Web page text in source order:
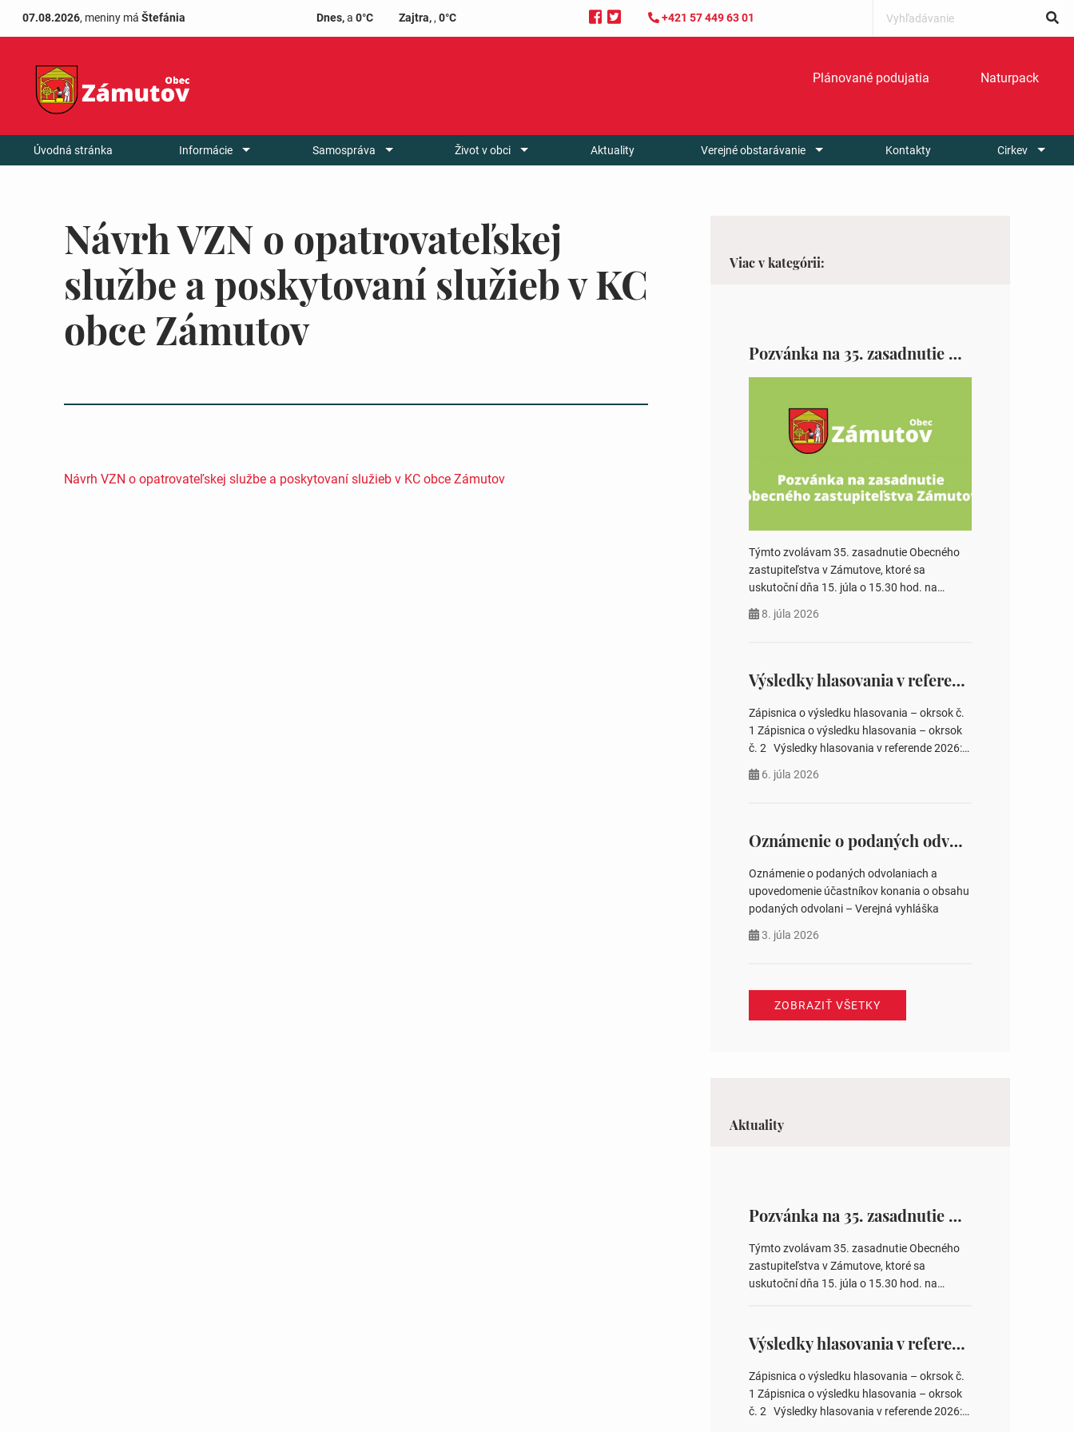
07.08.2026, meniny má Štefánia Dnes, a 0°C Zajtra,, 0°C +421 57 449 63 01
Plánované podujatia Naturpack
Úvodná stránka Informácie Samospráva Život v obci Aktuality Verejné obstarávanie Kontakty Cirkev
Návrh VZN o opatrovateľskej
službe a poskytovaní služieb v KC
obce Zámutov
Návrh VZN o opatrovateľskej službe a poskytovaní služieb v KC obce Zámutov
Viac v kategórii:
Pozvánka na 35. zasadnutie OZ v Zámutove
Týmto zvolávam 35. zasadnutie Obecného
zastupiteľstva v Zámutove, ktoré sa
uskutoční dňa 15. júla o 15.30 hod. na
Schválenie programu rokovania 2.
voľby poslancov obecných zastupiteľstiev,
počtu poslancov obecných zastupiteľstiev v
nich 4. Schválenie odpredaja obecného
pozemku –…
8. júla 2026
Výsledky hlasovania v referende 2026
Zápisnica o výsledku hlasovania – okrsok č.
1 Zápisnica o výsledku hlasovania – okrsok
č. 2 Výsledky hlasovania v referende 2026:
na hlasovaní https://www.volbysr.sk/…
6. júla 2026
Oznámenie o podaných odvolaniach a upovedomenie účastníkov konania o obsahu podaných odvolani – Verejná vyhláška
Oznámenie o podaných odvolaniach a
upovedomenie účastníkov konania o obsahu
podaných odvolani – Verejná vyhláška
3. júla 2026
ZOBRAZIŤ VŠETKY
Aktuality
Pozvánka na 35. zasadnutie OZ v Zámutove
Týmto zvolávam 35. zasadnutie Obecného
zastupiteľstva v Zámutove, ktoré sa
uskutoční dňa 15. júla o 15.30 hod. na
Schválenie návrhovej komisie a overovateľov
zápisnice 3. Určenie volebných obvodov pre
voľby poslancov obecných zastupiteľstiev,
počtu poslancov obecných zastupiteľstiev v
nich 4. Schválenie odpredaja obecného
Výsledky hlasovania v referende 2026
Zápisnica o výsledku hlasovania – okrsok č.
1 Zápisnica o výsledku hlasovania – okrsok
č. 2 Výsledky hlasovania v referende 2026: